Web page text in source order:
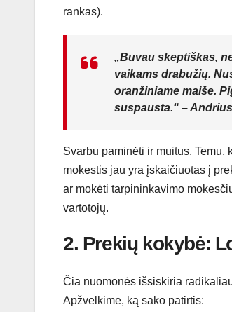
rankas).
„Buvau skeptiškas,
vaikams drabužių.
oranžiniame maiše.
suspausta.“ –
Svarbu paminėti ir muitus.
mokestis jau yra įskaičiuotas į
ar mokėti tarpininkavimo
vartotojų.
2. Prekių kokybė:
Čia nuomonės išsiskiria
Apžvelkime, ką sako patirtis: